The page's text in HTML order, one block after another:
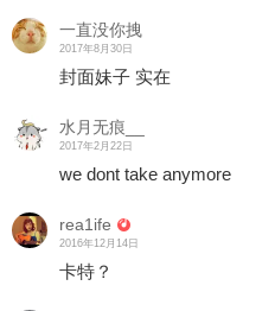
一直没你拽
2017年8月30日
封面妹子 实在
水月无痕__
2017年2月22日
we dont take anymore
rea1ife
2016年12月14日
卡特？